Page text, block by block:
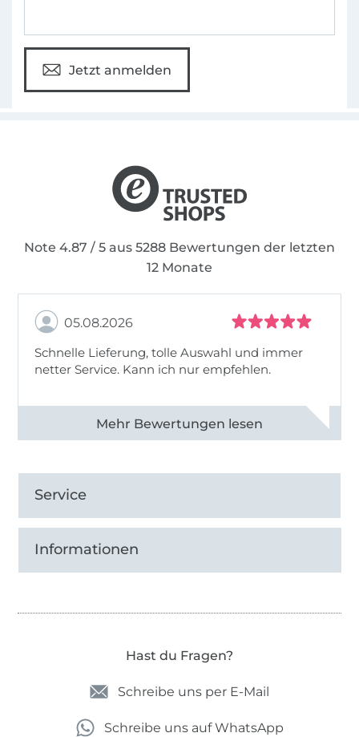
Jetzt anmelden
Note 4.87 / 5 aus 5288 Bewertungen der letzten
12 Monate
05.08.2026
Schnelle Lieferung, tolle Auswahl und immer
netter Service. Kann ich nur empfehlen.
Alle 82930 Bewertungen ansehen
Service
Informationen
Hast du Fragen?
Schreibe uns per E-Mail
Schreibe uns auf WhatsApp